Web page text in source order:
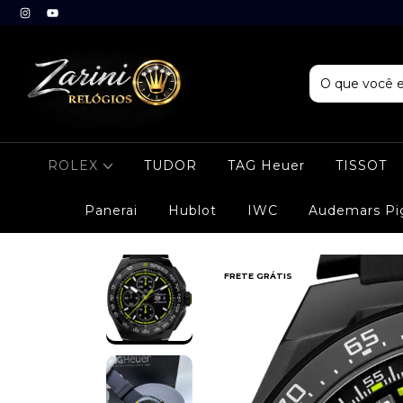
ROLEX TUDOR TAG Heuer TISSOT
Panerai Hublot IWC Audemars
FRETE GRÁTIS